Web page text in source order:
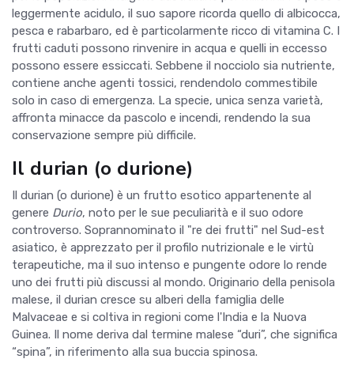
leggermente acidulo, il suo sapore ricorda quello di albicocca,
pesca e rabarbaro, ed è particolarmente ricco di vitamina C. I
frutti caduti possono rinvenire in acqua e quelli in eccesso
possono essere essiccati. Sebbene il nocciolo sia nutriente,
contiene anche agenti tossici, rendendolo commestibile
solo in caso di emergenza. La specie, unica senza varietà,
affronta minacce da pascolo e incendi, rendendo la sua
conservazione sempre più difficile.
Il durian (o durione)
Il durian (o durione) è un frutto esotico appartenente al
genere Durio, noto per le sue peculiarità e il suo odore
controverso. Soprannominato il "re dei frutti" nel Sud-est
asiatico, è apprezzato per il profilo nutrizionale e le virtù
terapeutiche, ma il suo intenso e pungente odore lo rende
uno dei frutti più discussi al mondo. Originario della penisola
malese, il durian cresce su alberi della famiglia delle
Malvaceae e si coltiva in regioni come l'India e la Nuova
Guinea. Il nome deriva dal termine malese “duri”, che significa
“spina”, in riferimento alla sua buccia spinosa.